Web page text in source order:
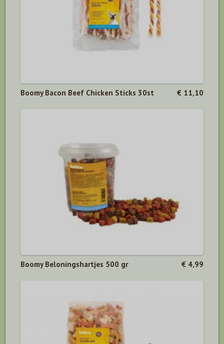
Boomy Bacon Beef Chicken Sticks 30st € 11,10
Boomy Beloningshartjes 500 gr € 4,99